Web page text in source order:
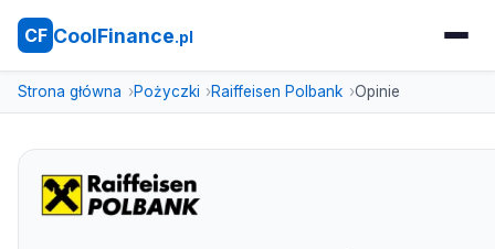
CF CoolFinance.pl
Strona główna Pożyczki Raiffeisen Polbank Opinie